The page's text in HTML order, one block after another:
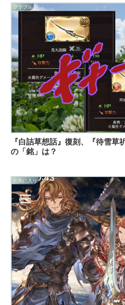
グラブル
『白詰草想話』復刻、『待雪草
の「銘」は？
お気に入り